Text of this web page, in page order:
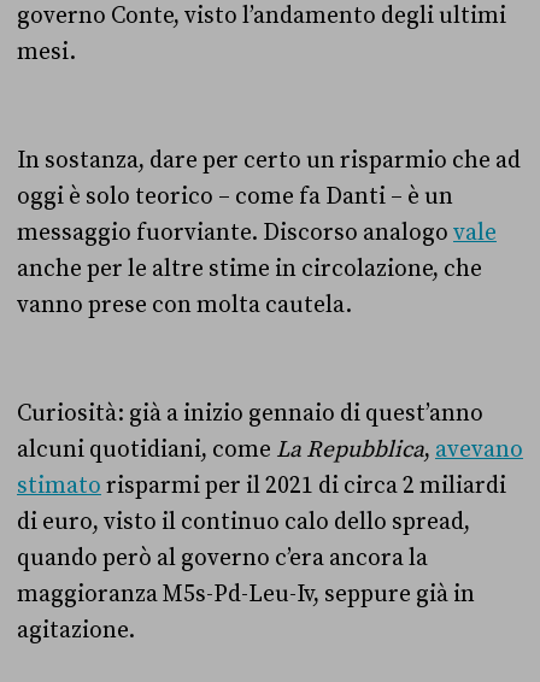
governo Conte, visto l’andamento degli ultimi
mesi.
In sostanza, dare per certo un risparmio che ad
oggi è solo teorico – come fa Danti – è un
messaggio fuorviante. Discorso analogo vale
anche per le altre stime in circolazione, che
vanno prese con molta cautela.
Curiosità: già a inizio gennaio di quest’anno
alcuni quotidiani, come La Repubblica, avevano
stimato risparmi per il 2021 di circa 2 miliardi
di euro, visto il continuo calo dello spread,
quando però al governo c’era ancora la
maggioranza M5s-Pd-Leu-Iv, seppure già in
agitazione.